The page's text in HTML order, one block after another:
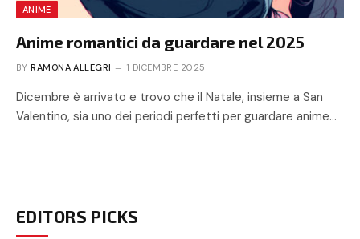
ANIME
Anime romantici da guardare nel 2025
BY RAMONA ALLEGRI 1 DICEMBRE 2025
Dicembre è arrivato e trovo che il Natale, insieme a San
Valentino, sia uno dei periodi perfetti per guardare anime…
EDITORS PICKS